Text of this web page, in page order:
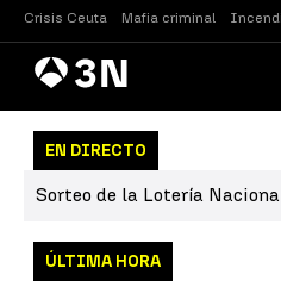
Crisis Ceuta Mafia criminal
AntenaNoticias
EN DIRECTO
Sorteo de la Lotería
ÚLTIMA HORA